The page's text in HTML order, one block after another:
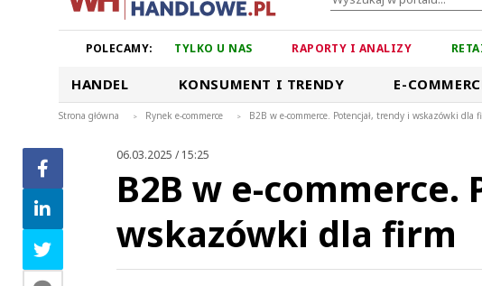
POLECAMY: TYLKO U NAS RAPORTY I ANALIZY
HANDEL KONSUMENT I TRENDY E-
Strona główna > Rynek e-commerce > B2B w e-commerce. Potencjał, trendy i wskazówki dla
06.03.2025 / 15:25
B2B w e-commerce.
wskazówki dla firm